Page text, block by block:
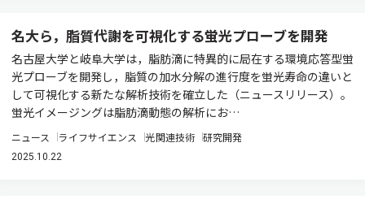
名大ら，脂質代謝を可視化する蛍光プローブを開発
名古屋大学と岐阜大学は，脂肪滴に特異的に局在する環境応答型蛍
光プローブを開発し，脂質の加水分解の進行度を蛍光寿命の違いと
して可視化する新たな解析技術を確立した（ニュースリリース）。
蛍光イメージングは脂肪滴動態の解析にお…
ニュース ライフサイエンス 光関連技術 研究開発
2025.10.22